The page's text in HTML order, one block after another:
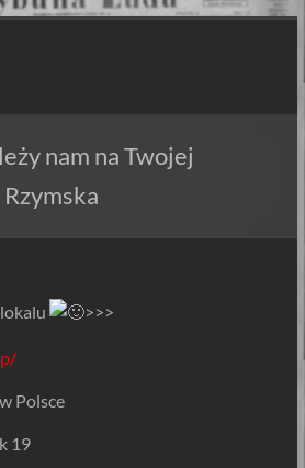
nam na Twojej
>>>
Polsce
19